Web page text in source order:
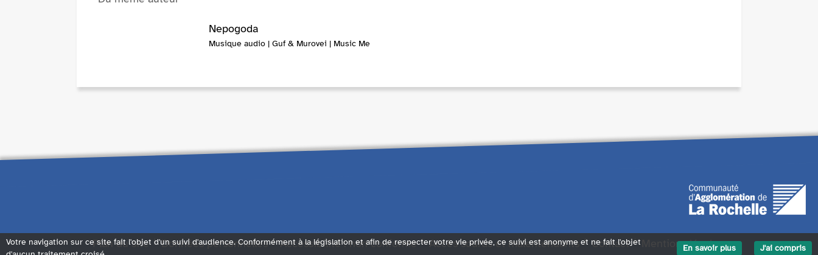
Nepogoda
Musique audio | Guf & Murovei | Music Me
Plan du site Données personnelles Accessibilité : non conforme Accès sourds et malentendants Contact Mentions légales
Votre navigation sur ce site fait l'objet d'un suivi d'audience. Conformément à la législation et afin de respecter votre vie privée, ce suivi est anonyme et ne fait l'objet
En savoir plus J'ai compris